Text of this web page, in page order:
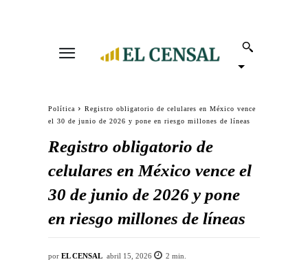
Política
Registro obligatorio de celulares en México vence
el 30 de junio de 2026 y pone en riesgo millones de líneas
Registro obligatorio de
celulares en México vence el
30 de junio de 2026 y pone
en riesgo millones de líneas
por EL CENSAL abril 15, 2026 2 min.